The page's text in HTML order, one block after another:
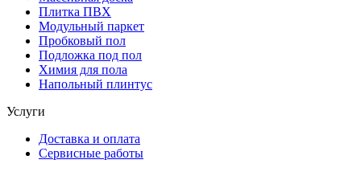
Плитка ПВХ
Модульный паркет
Пробковый пол
Подложка под пол
Химия для пола
Напольный плинтус
Услуги
Доставка и оплата
Сервисные работы